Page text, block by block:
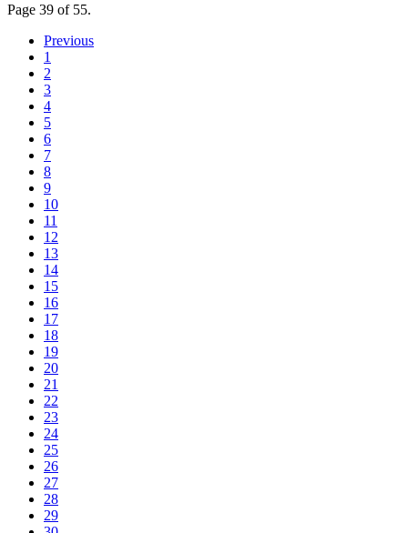
Page 39 of 55.
Previous
1
2
3
4
5
6
7
8
9
10
11
12
13
14
15
16
17
18
19
20
21
22
23
24
25
26
27
28
29